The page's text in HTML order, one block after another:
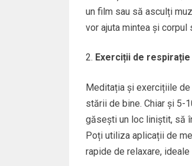
un film sau să asculți
vor ajuta mintea și corpul
Exerciții de
Meditația și exercițiile
stării de bine. Chiar și 5-
găsești un loc liniștit, să
Poți utiliza aplicații de
rapide de relaxare,